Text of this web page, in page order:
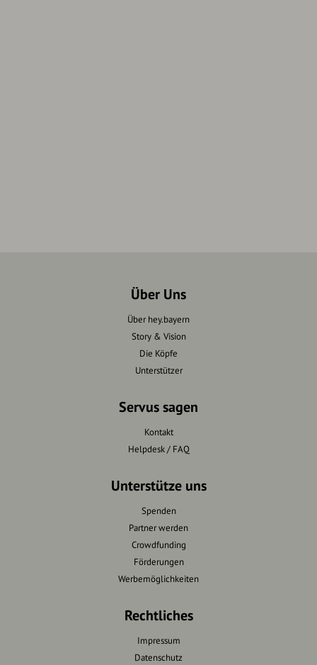
Über Uns
Über hey.bayern
Story & Vision
Die Köpfe
Unterstützer
Servus sagen
Kontakt
Helpdesk / FAQ
Unterstütze uns
Spenden
Partner werden
Crowdfunding
Förderungen
Werbemöglichkeiten
Rechtliches
Impressum
Datenschutz